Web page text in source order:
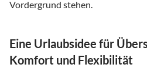
Vordergrund stehen.
Eine Urlaubsidee für
Komfort und Flexibilität